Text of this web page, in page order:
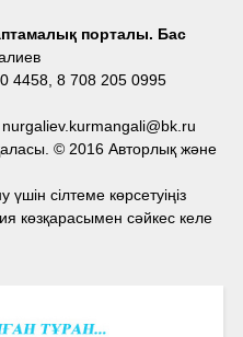
порталы. Бас
4458, 8 708 205 0995
© 2016 Авторлық және
сілтеме көрсетуіңіз
көзқарасымен сәйкес келе